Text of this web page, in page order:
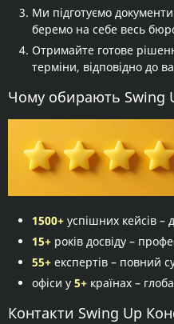
Ми підготуємо
беремо на себе весь
Отримайте готове
терміни, відповідно до
Чому обирають Swing
1500+ успішних кейсів –
15+ років досвіду –
55+ експертів – повний
офіси у 5+ країнах –
Контакти Swing Up